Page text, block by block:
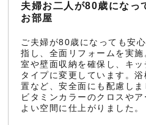
夫婦お二人が80歳になっ
お部屋
ご夫婦が80歳になっても安
指し、全面リフォームを実
室や壁面収納を確保し、キ
タイプに変更しています。
置など、安全面にも配慮しま
ビタミンカラーのクロスや
よい空間に仕上がりました。